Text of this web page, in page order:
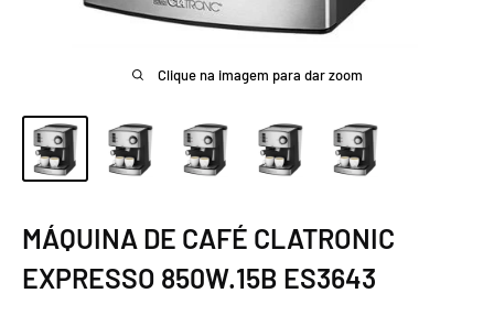
Clique na imagem para dar zoom
MÁQUINA DE CAFÉ CLATRONIC
EXPRESSO 850W.15B ES3643